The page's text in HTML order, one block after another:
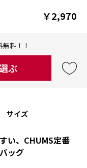
￥2,970
料！！
ぶ
サイズ
い、CHUMS定番
ッグ